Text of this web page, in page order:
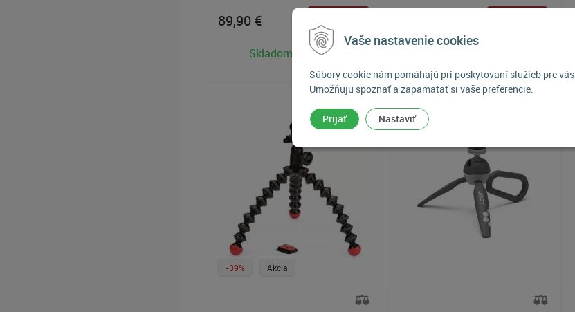
Vaše nastavenie cookies
Súbory cookie nám pomáhajú pri poskytovaní služieb pre vás.
Umožňujú spoznať a zapamätať si vaše preferencie.
Prijať Nastaviť
stabilizáciu/uchytenie na
vetve stromu, dopravnej značke,
zábradlia mosta, horských
kameňoch, atď. - Grip It, Stand It,
Wrap It! Chyť ma, Omotaj ma,
89,90 €
Skladom 2-3 kusy
-39% Akcia